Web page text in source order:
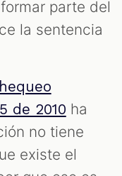
parte del
la sentencia
de 2010 ha
no tiene
existe el